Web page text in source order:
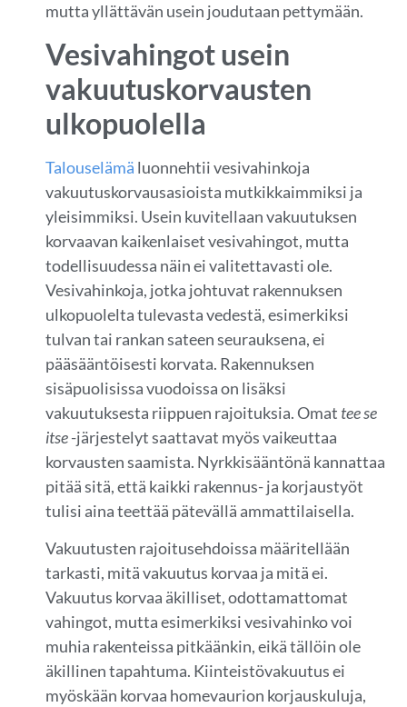
mutta yllättävän usein joudutaan pettymään.
Vesivahingot usein
vakuutuskorvausten
ulkopuolella
Talouselämä luonnehtii vesivahinkoja
vakuutuskorvausasioista mutkikkaimmiksi ja
yleisimmiksi. Usein kuvitellaan vakuutuksen
korvaavan kaikenlaiset vesivahingot, mutta
todellisuudessa näin ei valitettavasti ole.
Vesivahinkoja, jotka johtuvat rakennuksen
ulkopuolelta tulevasta vedestä, esimerkiksi
tulvan tai rankan sateen seurauksena, ei
pääsääntöisesti korvata. Rakennuksen
sisäpuolisissa vuodoissa on lisäksi
vakuutuksesta riippuen rajoituksia. Omat tee se
itse-järjestelyt saattavat myös vaikeuttaa
korvausten saamista. Nyrkkisääntönä kannattaa
pitää sitä, että kaikki rakennus- ja korjaustyöt
tulisi aina teettää pätevällä ammattilaisella.
Vakuutusten rajoitusehdoissa määritellään
tarkasti, mitä vakuutus korvaa ja mitä ei.
Vakuutus korvaa äkilliset, odottamattomat
vahingot, mutta esimerkiksi vesivahinko voi
muhia rakenteissa pitkäänkin, eikä tällöin ole
äkillinen tapahtuma. Kiinteistövakuutus ei
myöskään korvaa homevaurion korjauskuluja,